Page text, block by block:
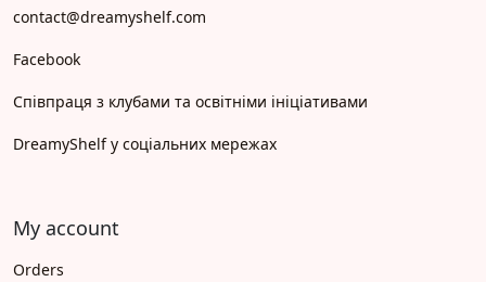
contact@dreamyshelf.com
Facebook
Співпраця з клубами та освітніми ініціативами
DreamyShelf у соціальних мережах
My account
Orders